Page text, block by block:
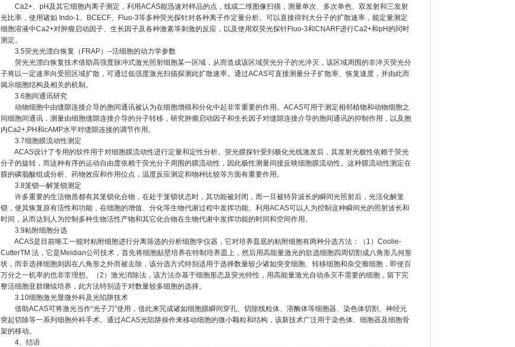
Ca2+、pH及其它细胞内离子测定，利用ACAS能迅速对样品的点，线或二维图像扫描，测量单次、多次单色、双发射和三发射
光比率，使用诸如 Indo-1、BCECF、Fluo-3等多种荧光探针对各种离子作定量分析。可以直接得到大分子的扩散速率，能定量测定
细胞溶液中Ca2+对肿瘤启动因子、生长因子及各种激素等刺激的反应，以及使用双荧光探针Fluo-3和CNARF进行Ca2+和pH的同时
测定。
3.5荧光光漂白恢复（FRAP）--活细胞的动力学参数
荧光光漂白恢复技术借助高强度脉冲式激光照射细胞某一区域，从而造成该区域荧光分子的光淬灭，该区域周围的非淬灭荧光分
子将以一定速率向受照区域扩散，可通过低强度激光扫描探测此扩散速率。通过ACAS可直接测量分子扩散率、恢复速度，并由此而
揭示细胞结构及相关的机制。
3.6胞间通讯研究
动物细胞中由缝隙连接介导的胞间通讯被认为在细胞增殖和分化中起非常重要的作用。ACAS可用于测定相邻植物和动物细胞之
间细胞间通讯，测量由细胞缝隙连接介导的分子转移，研究肿瘤启动因子和生长因子对缝隙连接介导的胞间通讯的抑制作用，以及胞
内Ca2+,PH和cAMP水平对缝隙连接的调节作用。
3.7细胞膜流动性测定
ACAS设计了专用的软件用于对细胞膜流动性进行定量和定性分析。荧光膜探针受到极化光线激发后，其发射光极性依赖于荧光
分子的旋转，而这种有序的运动自由度依赖于荧光分子周围的膜流动性，因此极性测量间接反映细胞膜流动性。这种膜流动性测定在
膜的磷脂酸组成分析、药物效应和作用位点，温度反应测定和物种比较等方面有重要作用。
3.8笼锁―解笼锁测定
许多重要的生活物质都有其笼锁化合物，在处于笼锁状态时，其功能被封闭，而一旦被特异波长的瞬间光照射后，光活化解笼
锁，使其恢复原有活性和功能，在细胞的增值、分化等生物代谢过程中发挥功能。利用ACAS可以人为控制这种瞬间光的照射波长和
时间，从而达到人为控制多种生物活性产物和其它化合物在生物代谢中发挥功能的时间和空间作用。
3.9粘附细胞分选
ACAS是目前唯工一能对粘附细胞进行分离筛选的分析细胞学仪器，它对培养皿底的粘附细胞有两种分选方法：（1）Coolie-
CutterTM 法，它是Meidian公司技术，首先将细胞贴壁培养在特制培养皿上，然后用高能量激光的欲选细胞四周切割成八角形几何形
状，而非选择细胞则因在八角形之外而被去除，该分选方式特别适用于选择数量较少诸如突变细胞、转移细胞和杂交瘤细胞，即使百
万分之一机率的也非常理想。（2）激光消除法，该方法亦基于细胞形态及荧光特性，用高能量激光自动杀灭不需要的细胞，留下完
整活细胞亚群继续培养，此方法特别适于对数量较多细胞的选择。
3.10细胞激光显微外科及光陷阱技术
借助ACAS可将激光当作“光子刀”使用，借此来完成诸如细胞膜瞬间穿孔、切除线粒体、溶酶体等细胞器、染色体切割、神经元
突起切除等一系列细胞外科手术。通过ACAS光陷阱操作来移动细胞的微小颗粒和结构，该新技术广泛用于染色体、细胞器及细胞骨
架的移动。
4、结语